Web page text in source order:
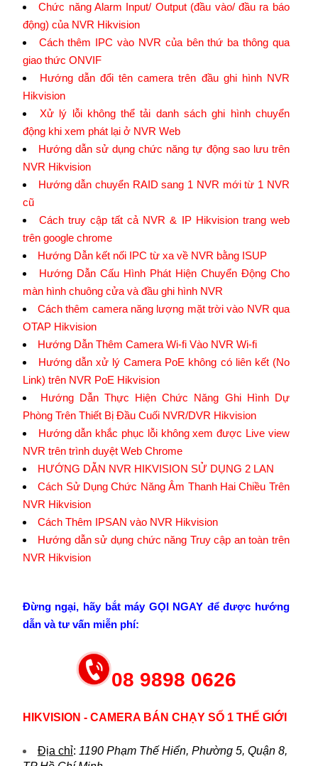
Chức năng Alarm Input/ Output (đầu vào/ đầu ra báo
động) của NVR Hikvision
Cách thêm IPC vào NVR của bên thứ ba thông qua
giao thức ONVIF
Hướng dẫn đổi tên camera trên đầu ghi hình NVR
Hikvision
Xử lý lỗi không thể tải danh sách ghi hình chuyển
động khi xem phát lại ở NVR Web
Hướng dẫn sử dụng chức năng tự động sao lưu trên
NVR Hikvision
Hướng dẫn chuyển RAID sang 1 NVR mới từ 1 NVR
cũ
Cách truy cập tất cả NVR & IP Hikvision trang web
trên google chrome
Hướng Dẫn kết nối IPC từ xa về NVR bằng ISUP
Hướng Dẫn Cấu Hình Phát Hiện Chuyển Động Cho
màn hình chuông cửa và đầu ghi hình NVR
Cách thêm camera năng lượng mặt trời vào NVR qua
OTAP Hikvision
Hướng Dẫn Thêm Camera Wi-fi Vào NVR Wi-fi
Hướng dẫn xử lý Camera PoE không có liên kết (No
Link) trên NVR PoE Hikvision
Hướng Dẫn Thực Hiện Chức Năng Ghi Hình Dự
Phòng Trên Thiết Bị Đầu Cuối NVR/DVR Hikvision
Hướng dẫn khắc phục lỗi không xem được Live view
NVR trên trình duyệt Web Chrome
HƯỚNG DẪN NVR HIKVISION SỬ DỤNG 2 LAN
Cách Sử Dụng Chức Năng Âm Thanh Hai Chiều Trên
NVR Hikvision
Cách Thêm IPSAN vào NVR Hikvision
Hướng dẫn sử dụng chức năng Truy cập an toàn trên
NVR Hikvision
Đừng ngại, hãy bắt máy GỌI NGAY để được hướng
dẫn và tư vấn miễn phí:
08 9898 0626
HIKVISION - CAMERA BÁN CHẠY SỐ 1 THẾ GIỚI
Địa chỉ: 1190 Phạm Thế Hiển, Phường 5, Quận 8,